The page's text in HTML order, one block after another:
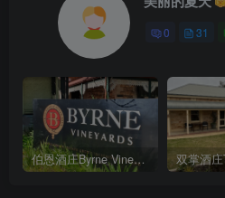
0 31
伯恩酒庄Byrne Vineyards